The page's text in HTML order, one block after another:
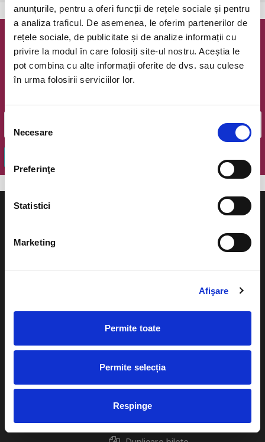
anunțurile, pentru a oferi funcții de rețele sociale și pentru
a analiza traficul. De asemenea, le oferim partenerilor de
rețele sociale, de publicitate și de analize informații cu
privire la modul în care folosiți site-ul nostru. Aceștia le
pot combina cu alte informații oferite de dvs. sau culese
în urma folosirii serviciilor lor.
consimțământului
Necesare
Preferinţe
Statistici
Marketing
Afişare
Permite toate
Permite selecția
Respinge
Newsletter @ Bilete.ro
Oferte exclusive si o editie saptamanala cu cele mai noi
evenimente.
Cum comand bilete?
Plata online sau cash
eBilet printat acasa
Livrare prin curier
Returnare bilete
Pentru copii
Diverse